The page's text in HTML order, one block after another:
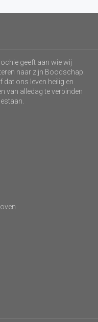
geeft aan wie wij
naar zijn Boodschap.
dat ons leven heilig en
van alledag te verbinden